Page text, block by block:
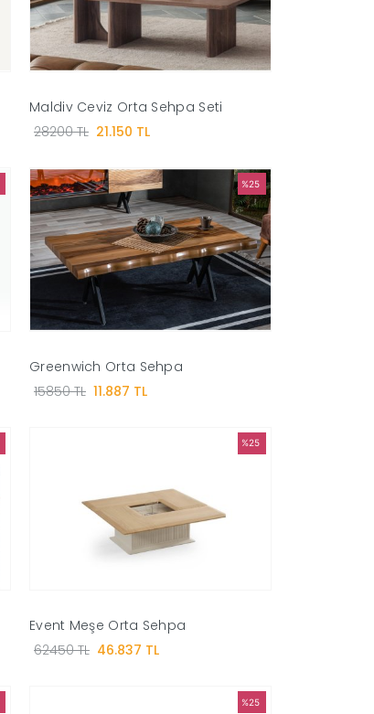
Maldiv Ceviz Orta Sehpa Seti
28200 TL 21.150 TL
%25
Greenwich Orta Sehpa
15850 TL 11.887 TL
%25
Event Meşe Orta Sehpa
62450 TL 46.837 TL
%25